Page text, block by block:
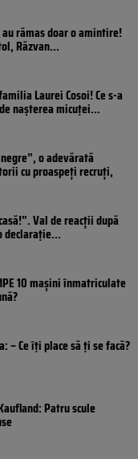
rămas doar o amintire!
Răzvan...
Laurei Cosoi! Ce s-a
nașterea micuței...
o adevărată
cu proaspeți recruți,
Val de reacții după
declarație...
10 mașini înmatriculate
– Ce îți place să ți se facă?
Patru scule